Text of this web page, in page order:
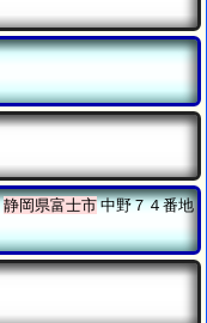
静岡県富士市中野７４番地